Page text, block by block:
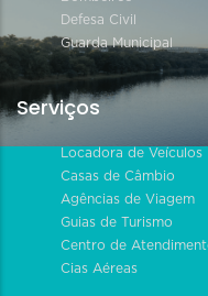
Defesa Civil
Guarda Municipal
Serviços
Locadora de Veículos
Casas de Câmbio
Agências de Viagem
Guias de Turismo
Centro de
Cias Aéreas